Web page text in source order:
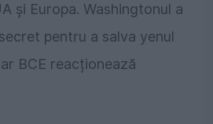
și Europa. Washingtonul a
pentru a salva yenul
BCE reacționează